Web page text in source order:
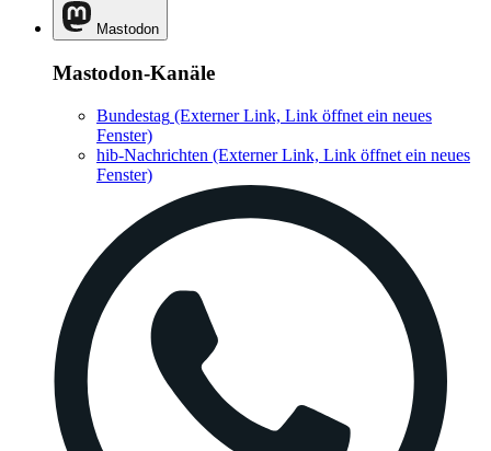
Mastodon
Mastodon-Kanäle
Bundestag (Externer Link, Link öffnet ein neues
Fenster)
hib-Nachrichten (Externer Link, Link öffnet ein neues
Fenster)